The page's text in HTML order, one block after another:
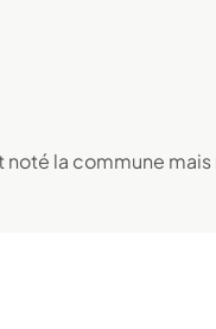
noté la commune